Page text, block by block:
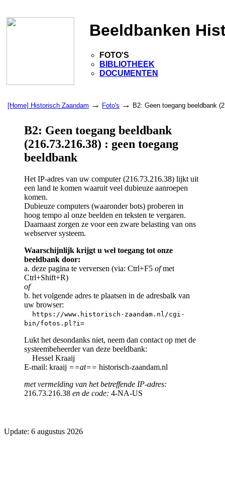
Beeldbanken
FOTO'S
BIBLIOTHEEK
DOCUMENTEN
[Home] Historisch Zaandam → Foto's → B2: Geen toegang beeldbank
B2: Geen toegang beeldbank
(216.73.216.38) : geen toegang
beeldbank
Het IP-adres van uw computer (216.73.216.38) lijkt uit
een land te komen waaruit veel dubieuze aanroepen
komen.
Dubieuze computers (waaronder bots) proberen in
hoog tempo al onze beelden en teksten te vergaren.
Daarnaast zorgen ze voor een zware belasting van ons
webserver systeem.
Waarschijnlijk krijgt u wel toegang tot onze
beeldbank door:
a. deze pagina te verversen (via: Ctrl+F5 ofmet
Ctrl+Shift+R)
of
b. het volgende adres te plaatsen in de adresbalk van
uw browser:
https://www.historisch-zaandam.nl/cgi-
bin/fotos.pl?i=
Lukt het desondanks niet, neem dan contact op met de
systeembeheerder van deze beeldbank:
Hessel Kraaij
E-mail: kraaij ==at== historisch-zaandam.nl
met vermelding van het betreffende IP-adres:
216.73.216.38 en de code: 4-NA-US
Update: 6 augustus 2026